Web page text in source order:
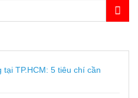
TP.HCM: 5 tiêu chí cần